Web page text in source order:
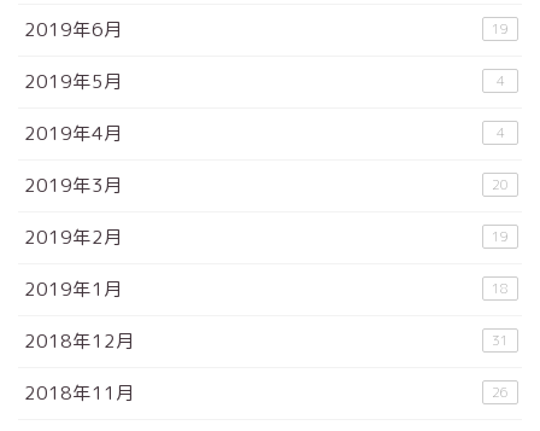
2019年6月 19
2019年5月 4
2019年4月 4
2019年3月 20
2019年2月 19
2019年1月 18
2018年12月 31
2018年11月 26